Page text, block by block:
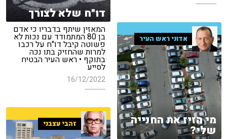
דו"ח שלא לצורך
המאזין שיתף בדבריו כי אדם
בן 80 המתמודד עם נכות לא
פשוטה קיבל דו"ח על רכבו
למרות שהחזיק בתו נכה
בתוקף • ראש העיר הבטיח
לסייע
16/12/2022
אדוני ראש העיר
מי הזיז את החנייה
שלי? זהבי עצבני